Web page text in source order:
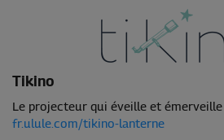
Tikino
Le projecteur qui éveille et émerveille
fr.ulule.com/tikino-lanterne